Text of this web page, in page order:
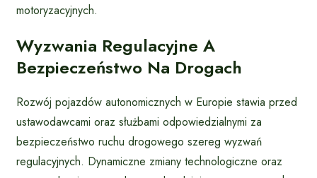
motoryzacyjnych.
Wyzwania Regulacyjne A
Bezpieczeństwo Na Drogach
Rozwój pojazdów autonomicznych w Europie stawia przed
ustawodawcami oraz służbami odpowiedzialnymi za
bezpieczeństwo ruchu drogowego szereg wyzwań
regulacyjnych. Dynamiczne zmiany technologiczne oraz